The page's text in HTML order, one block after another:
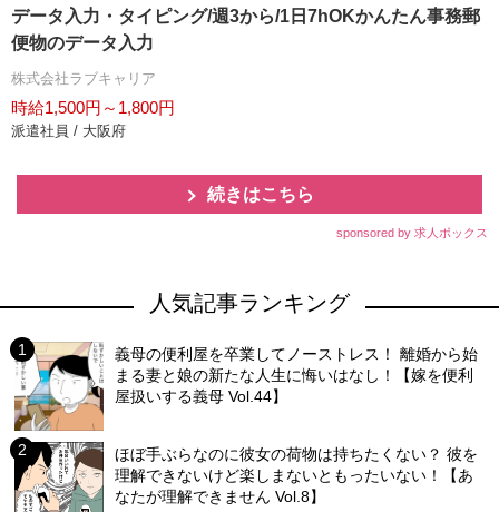
データ入力・タイピング/週3から/1日7hOKかんたん事務郵
便物のデータ入力
株式会社ラブキャリア
時給1,500円～1,800円
派遣社員 / 大阪府
続きはこちら
sponsored by 求人ボックス
人気記事ランキング
義母の便利屋を卒業してノーストレス！ 離婚から始
まる妻と娘の新たな人生に悔いはなし！【嫁を便利
屋扱いする義母 Vol.44】
ほぼ手ぶらなのに彼女の荷物は持ちたくない？ 彼を
理解できないけど楽しまないともったいない！【あ
なたが理解できません Vol.8】